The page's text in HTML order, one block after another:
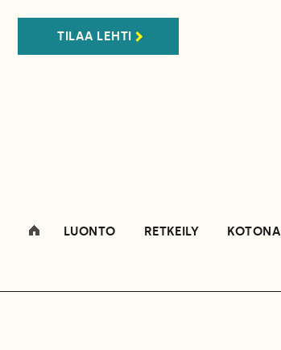
TILAA LEHTI
LUONTO RETKEILY KOTONA